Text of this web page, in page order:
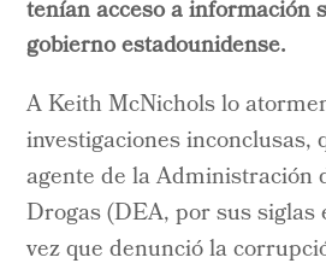
tenían acceso a información
gobierno estadounidense.
A Keith McNichols lo
investigaciones inconclusas,
agente de la Administración
Drogas (DEA, por sus siglas
vez que denunció la